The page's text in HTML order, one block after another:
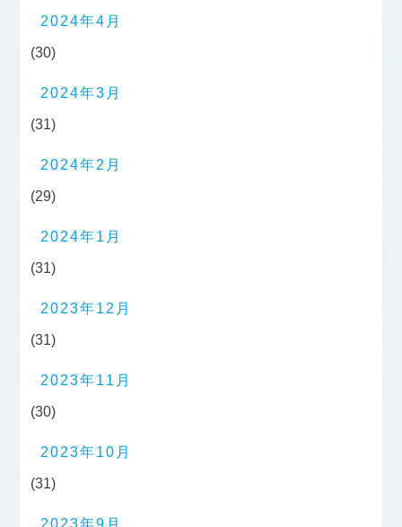
2024年4月
(30)
2024年3月
(31)
2024年2月
(29)
2024年1月
(31)
2023年12月
(31)
2023年11月
(30)
2023年10月
(31)
2023年9月